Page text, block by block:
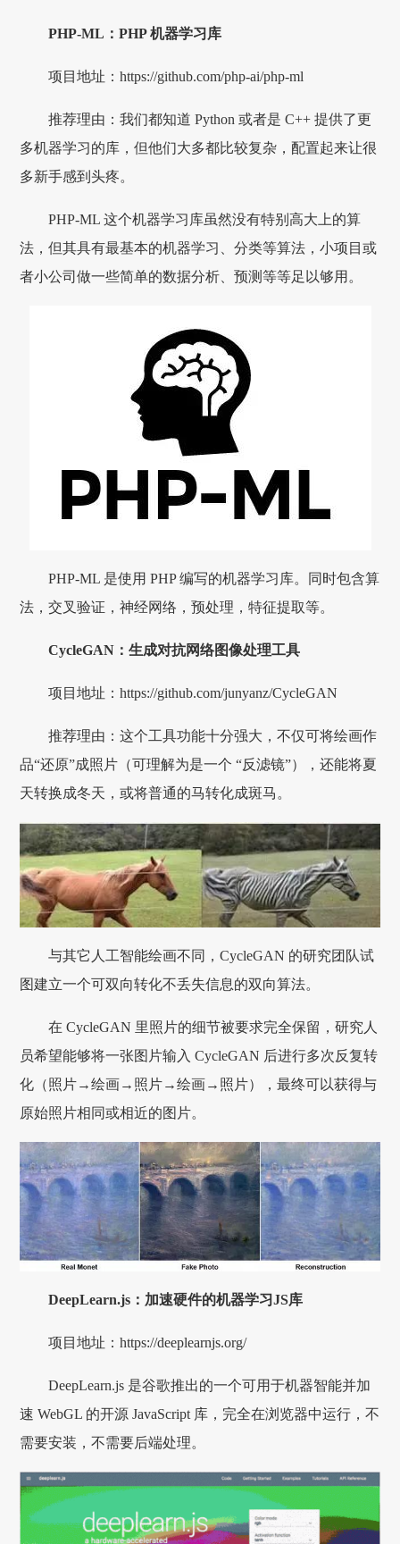
PHP-ML：PHP 机器学习库
项目地址：https://github.com/php-ai/php-ml
推荐理由：我们都知道 Python 或者是 C++ 提供了更
多机器学习的库，但他们大多都比较复杂，配置起来让很
多新手感到头疼。
PHP-ML 这个机器学习库虽然没有特别高大上的算
法，但其具有最基本的机器学习、分类等算法，小项目或
者小公司做一些简单的数据分析、预测等等足以够用。
PHP-ML 是使用 PHP 编写的机器学习库。同时包含算
法，交叉验证，神经网络，预处理，特征提取等。
CycleGAN：生成对抗网络图像处理工具
项目地址：https://github.com/junyanz/CycleGAN
推荐理由：这个工具功能十分强大，不仅可将绘画作
品“还原”成照片（可理解为是一个 “反滤镜”），还能将夏
天转换成冬天，或将普通的马转化成斑马。
与其它人工智能绘画不同，CycleGAN 的研究团队试
图建立一个可双向转化不丢失信息的双向算法。
在 CycleGAN 里照片的细节被要求完全保留，研究人
员希望能够将一张图片输入 CycleGAN 后进行多次反复转
化（照片→绘画→照片→绘画→照片），最终可以获得与
原始照片相同或相近的图片。
DeepLearn.js：加速硬件的机器学习JS库
项目地址：https://deeplearnjs.org/
DeepLearn.js 是谷歌推出的一个可用于机器智能并加
速 WebGL 的开源 JavaScript 库，完全在浏览器中运行，不
需要安装，不需要后端处理。